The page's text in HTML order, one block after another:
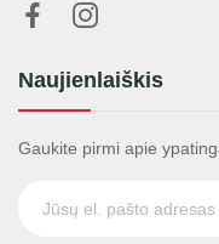
Naujienlaiškis
Gaukite pirmi apie